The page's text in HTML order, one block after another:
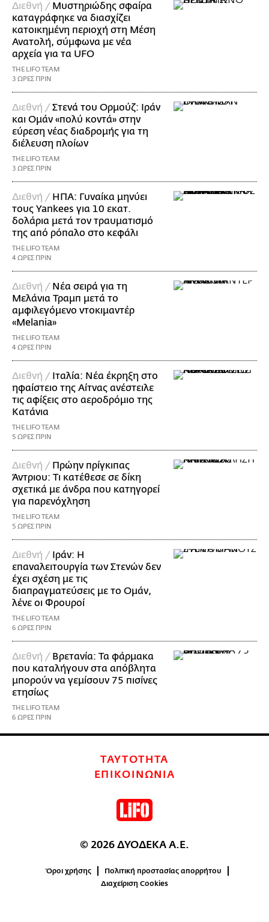
Διεθνή / Μυστηριώδης σφαίρα
καταγράφηκε να διασχίζει
κατοικημένη περιοχή στη Μέση
Ανατολή, σύμφωνα με νέα
αρχεία για τα UFO
THE LIFO TEAM
3 ΩΡΕΣ ΠΡΙΝ
Διεθνή /Στενά του Ορμούζ: Ιράν
και Ομάν «πολύ κοντά» στην
εύρεση νέας διαδρομής για τη
διέλευση πλοίων
THE LIFO TEAM
3 ΩΡΕΣ ΠΡΙΝ
Διεθνή / ΗΠΑ: Γυναίκα μηνύει
τους Yankees για 10 εκατ.
δολάρια μετά τον τραυματισμό
της από ρόπαλο στο κεφάλι
THE LIFO TEAM
4 ΩΡΕΣ ΠΡΙΝ
Διεθνή / Νέα σειρά για τη
Μελάνια Τραμπ μετά το
αμφιλεγόμενο ντοκιμαντέρ
«Melania»
THE LIFO TEAM
4 ΩΡΕΣ ΠΡΙΝ
Διεθνή / Ιταλία: Νέα έκρηξη στο
ηφαίστειο της Αίτνας ανέστειλε
τις αφίξεις στο αεροδρόμιο της
Κατάνια
THE LIFO TEAM
5 ΩΡΕΣ ΠΡΙΝ
Διεθνή / Πρώην πρίγκιπας
Άντριου: Τι κατέθεσε σε δίκη
σχετικά με άνδρα που κατηγορεί
για παρενόχληση
THE LIFO TEAM
5 ΩΡΕΣ ΠΡΙΝ
Διεθνή / Ιράν: Η
επαναλειτουργία των Στενών δεν
έχει σχέση με τις
διαπραγματεύσεις με το Ομάν,
λένε οι Φρουροί
THE LIFO TEAM
6 ΩΡΕΣ ΠΡΙΝ
Διεθνή / Βρετανία: Τα φάρμακα
που καταλήγουν στα απόβλητα
μπορούν να γεμίσουν 75 πισίνες
ετησίως
THE LIFO TEAM
6 ΩΡΕΣ ΠΡΙΝ
ΤΑΥΤΟΤΗΤΑ
ΕΠΙΚΟΙΝΩΝΙΑ
© 2026 ΔΥΟΔΕΚΑ Α.Ε.
Όροι χρήσης
Πολιτική προστασίας απορρήτου
Διαχείριση Cookies